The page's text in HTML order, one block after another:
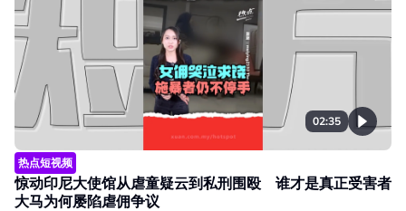
02:35
热点短视频
惊动印尼大使馆从虐童疑云到私刑围殴 谁才是真正受害者
大马为何屡陷虐佣争议